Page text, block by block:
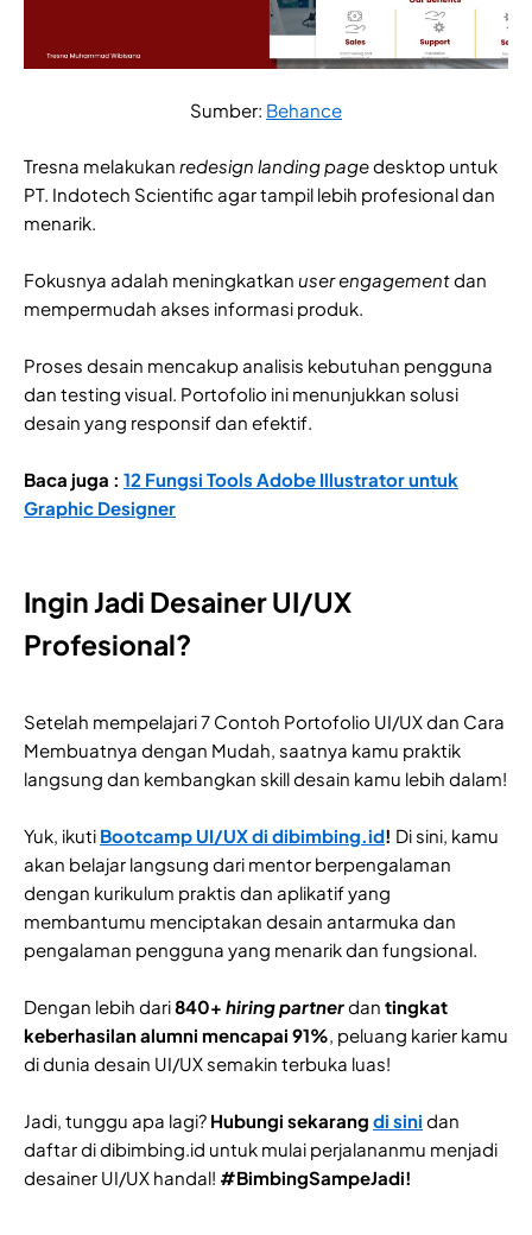
Sumber: Behance
Tresna melakukan redesign landing pagedesktop untuk
PT. Indotech Scientific agar tampil lebih profesional dan
menarik.
Fokusnya adalah meningkatkan user engagementdan
mempermudah akses informasi produk.
Proses desain mencakup analisis kebutuhan pengguna
dan testing visual. Portofolio ini menunjukkan solusi
desain yang responsif dan efektif.
Baca juga : 12 Fungsi Tools Adobe Illustrator untuk
Graphic Designer
Ingin Jadi Desainer UI/UX
Profesional?
Setelah mempelajari 7 Contoh Portofolio UI/UX dan Cara
Membuatnya dengan Mudah, saatnya kamu praktik
langsung dan kembangkan skill desain kamu lebih dalam!
Yuk, ikuti Bootcamp UI/UX di dibimbing.id! Di sini, kamu
akan belajar langsung dari mentor berpengalaman
dengan kurikulum praktis dan aplikatif yang
membantumu menciptakan desain antarmuka dan
pengalaman pengguna yang menarik dan fungsional.
Dengan lebih dari840+ hiring partnerdan tingkat
keberhasilan alumni mencapai 91%, peluang karier kamu
di dunia desain UI/UX semakin terbuka luas!
Jadi, tunggu apa lagi? Hubungi sekarang di sini dan
daftar di dibimbing.id untuk mulai perjalananmu menjadi
desainer UI/UX handal! #BimbingSampeJadi!